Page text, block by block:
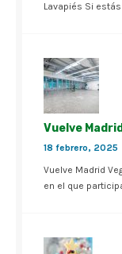
Lavapiés Si
Vuelve
18 febrero, 2025
Vuelve Madrid
en el que